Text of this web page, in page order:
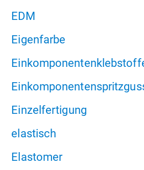
EDM
Eigenfarbe
Einzelfertigung
elastisch
Elastomer